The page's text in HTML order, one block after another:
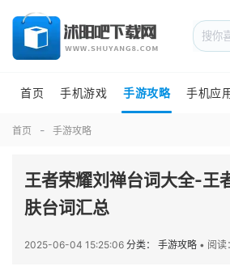
首页 手机游戏 手游攻略 手机应
首页 手游攻略
王者荣耀刘禅台词大全-王
肤台词汇总
2025-06-04 15:25:06 分类： 手游攻略 • 阅读